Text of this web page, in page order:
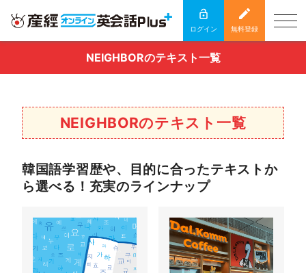
ログイン 無料登録
NEIGHBORのテキスト一覧
NEIGHBORのテキスト一覧
韓国語学習歴や、目的に合ったテキストか
ら選べる！充実のラインナップ